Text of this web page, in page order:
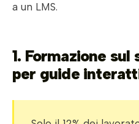
a un LMS.
1. Formazione
per guide